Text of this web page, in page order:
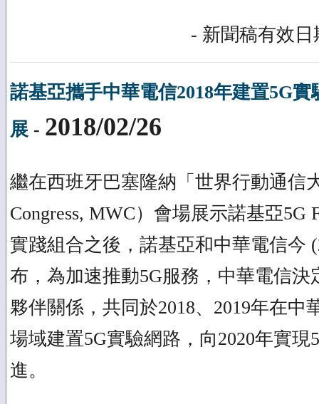
- 新聞稿有效日
諾基亞攜手中華電信2018年建置5G
展 - 2018/02/26
繼在西班牙巴塞隆納「世界行動通信
Congress, MWC）會場展示諾基亞5G
實踐組合之後，諾基亞和中華電信今
布，為加速推動5G服務，中華電信決
夥伴關係，共同於2018、2019年在中
場域建置5G實驗網路，向2020年實現
進。